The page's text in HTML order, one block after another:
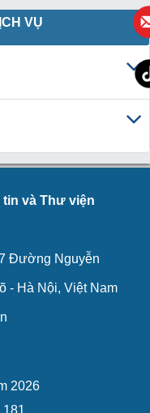
VỤ
và Thư viện
Đường Nguyễn
- Hà Nội, Việt Nam
2026